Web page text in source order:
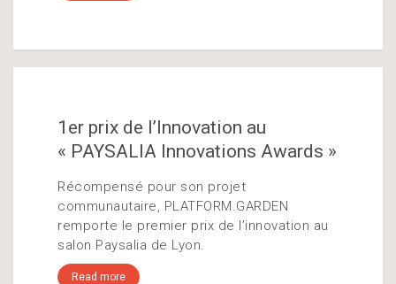
1er prix de l’Innovation au
« PAYSALIA Innovations Awards »
Récompensé pour son projet
communautaire, PLATFORM.GARDEN
remporte le premier prix de l’innovation au
salon Paysalia de Lyon.
Read more